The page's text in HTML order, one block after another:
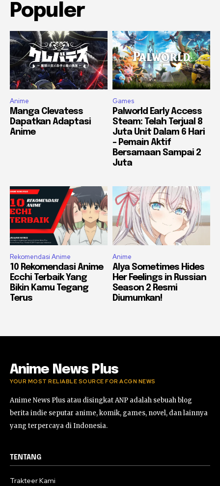
Populer
Anime
Manga Clevatess
Dapatkan Adaptasi
Anime
Games
Palworld Early Access
Steam: Telah Terjual 8
Juta Unit Dalam 6 Hari
– Pemain Aktif
Bersamaan Sampai 2
Juta
Rekomendasi Anime
10 Rekomendasi Anime
Ecchi Terbaik Yang
Bikin Kamu Tegang
Terus
Anime
Alya Sometimes Hides
Her Feelings in Russian
Season 2 Resmi
Diumumkan!
Anime News Plus
YOUR MOST RELIABLE SOURCE FOR ACGN NEWS
Anime News Plus atau disingkat ANP adalah sebuah blog
berita indie seputar anime, komik, games, novel, dan lainnya
yang terpercaya di Indonesia.
TENTANG
Trakteer Kami